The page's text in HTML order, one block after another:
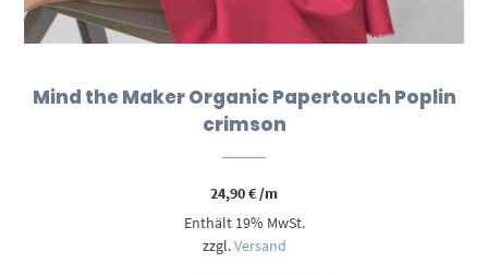
Mind the Maker Organic Papertouch Poplin
crimson
24,90€/m
Enthält 19% MwSt.
zzgl.Versand